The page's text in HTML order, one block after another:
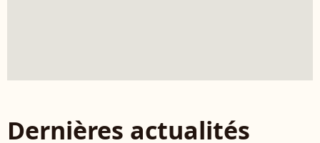
Dernières actualités